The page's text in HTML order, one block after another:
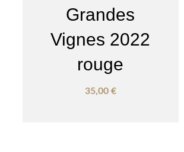
Grandes
Vignes 2022
rouge
35,00 €